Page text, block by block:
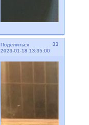
Поделиться
33
2023-01-18 13:35:00